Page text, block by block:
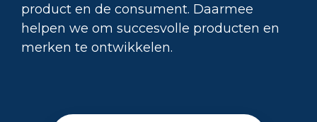
product en de consument. Daarmee
helpen we om succesvolle producten en
merken te ontwikkelen.